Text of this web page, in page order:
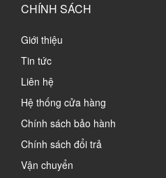
CHÍNH SÁCH
Giới thiệu
Tin tức
Liên hệ
Hệ thống cửa hàng
Chính sách bảo hành
Chính sách đổi trả
Vận chuyển